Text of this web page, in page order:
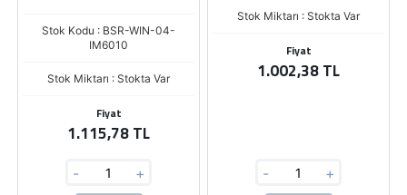
Stok Kodu : BSR-WIN-04-
IM6010
Stok Miktarı : Stokta Var
Fiyat
1.115,78 TL
- +
Stok Miktarı : Stokta Var
Fiyat
1.002,38 TL
- +